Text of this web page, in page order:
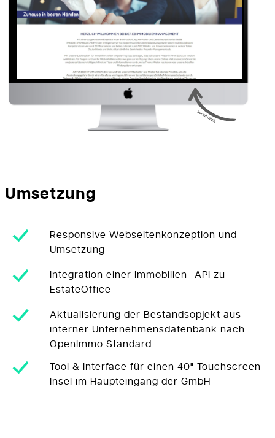
Umsetzung
Responsive Webseitenkonzeption und
Umsetzung
Integration einer Immobilien- API zu
EstateOffice
Aktualisierung der Bestandsopjekt aus
interner Unternehmensdatenbank nach
OpenImmo Standard
Tool & Interface für einen 40" Touchscreen
Insel im Haupteingang der GmbH